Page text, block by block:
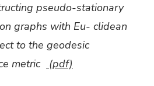
pseudo-stationary
graphs with Eu- clidean
to the geodesic
metric
(pdf)